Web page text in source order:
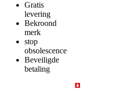
Gratis
levering
Bekroond
merk
stop
obsolescence
Beveiligde
betaling